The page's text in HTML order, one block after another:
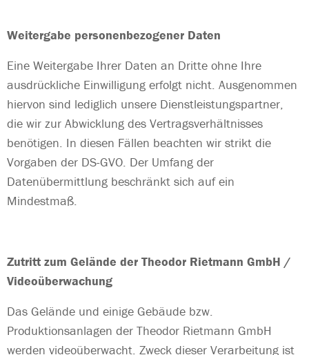
Weitergabe personenbezogener Daten
Eine Weitergabe Ihrer Daten an Dritte ohne Ihre
ausdrückliche Einwilligung erfolgt nicht. Ausgenommen
hiervon sind lediglich unsere Dienstleistungspartner,
die wir zur Abwicklung des Vertragsverhältnisses
benötigen. In diesen Fällen beachten wir strikt die
Vorgaben der DS-GVO. Der Umfang der
Datenübermittlung beschränkt sich auf ein
Mindestmaß.
Zutritt zum Gelände der Theodor Rietmann GmbH /
Videoüberwachung
Das Gelände und einige Gebäude bzw.
Produktionsanlagen der Theodor Rietmann GmbH
werden videoüberwacht. Zweck dieser Verarbeitung ist